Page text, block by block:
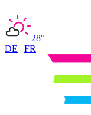
28°
DE | FR